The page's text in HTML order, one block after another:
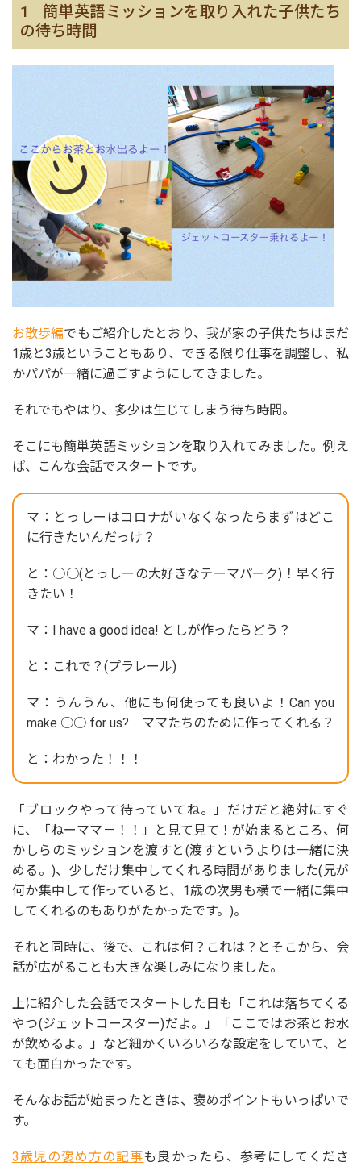
1 簡単英語ミッションを取り入れた子供たち
の待ち時間
お散歩編でもご紹介したとおり、我が家の子供たちはまだ
1歳と3歳ということもあり、できる限り仕事を調整し、私
かパパが一緒に過ごすようにしてきました。
それでもやはり、多少は生じてしまう待ち時間。
そこにも簡単英語ミッションを取り入れてみました。例え
ば、こんな会話でスタートです。
マ：とっしーはコロナがいなくなったらまずはどこ
に行きたいんだっけ？
と：○○(とっしーの大好きなテーマパーク)！早く行
きたい！
マ：I have a good idea! としが作ったらどう？
と：これで？(プラレール)
マ：うんうん、他にも何使っても良いよ！Can you
make ○○ for us? ママたちのために作ってくれる？
と：わかった！！！
「ブロックやって待っていてね。」だけだと絶対にすぐ
に、「ねーママ－！！」と見て見て！が始まるところ、何
かしらのミッションを渡すと(渡すというよりは一緒に決
める。)、少しだけ集中してくれる時間がありました(兄が
何か集中して作っていると、1歳の次男も横で一緒に集中
してくれるのもありがたかったです。)。
それと同時に、後で、これは何？これは？とそこから、会
話が広がることも大きな楽しみになりました。
上に紹介した会話でスタートした日も「これは落ちてくる
やつ(ジェットコースター)だよ。」「ここではお茶とお水
が飲めるよ。」など細かくいろいろな設定をしていて、と
ても面白かったです。
そんなお話が始まったときは、褒めポイントもいっぱいで
す。
3歳児の褒め方の記事も良かったら、参考にしてくださ